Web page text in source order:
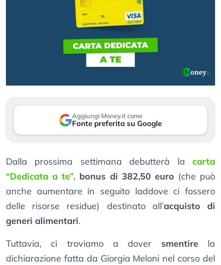
Aggiungi Money.it come
Fonte preferita su Google
Dalla prossima settimana debutterà la carta
“Dedicata a te”, bonus di 382,50 euro (che può
anche aumentare in seguito laddove ci fossero
delle risorse residue) destinato all’acquisto di
generi alimentari.
Tuttavia, ci troviamo a dover smentirela
dichiarazione fatta da Giorgia Meloni nel corso del